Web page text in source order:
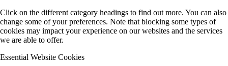
Click on the different category headings to find out more. You can also
change some of your preferences. Note that blocking some types of
cookies may impact your experience on our websites and the services
we are able to offer.
Essential Website Cookies